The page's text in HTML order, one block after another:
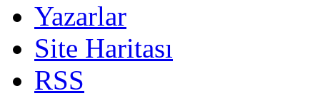
Yazarlar
Site Haritası
RSS